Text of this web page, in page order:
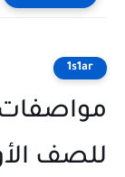
1s1ar
مواصفات
للصف الأول